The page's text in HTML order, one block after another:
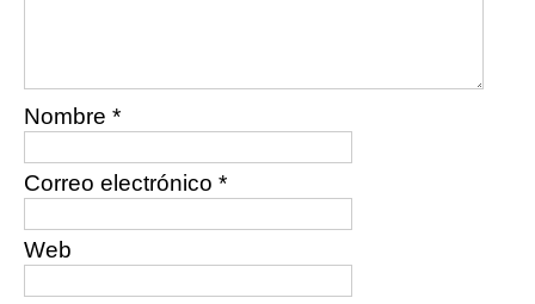
Nombre *
Correo electrónico *
Web